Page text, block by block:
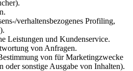
verhaltensbezogenes Profiling,
Leistungen und Kundenservice.
von Anfragen.
von für Marketingzwecke
oder sonstige Ausgabe von Inhalten).